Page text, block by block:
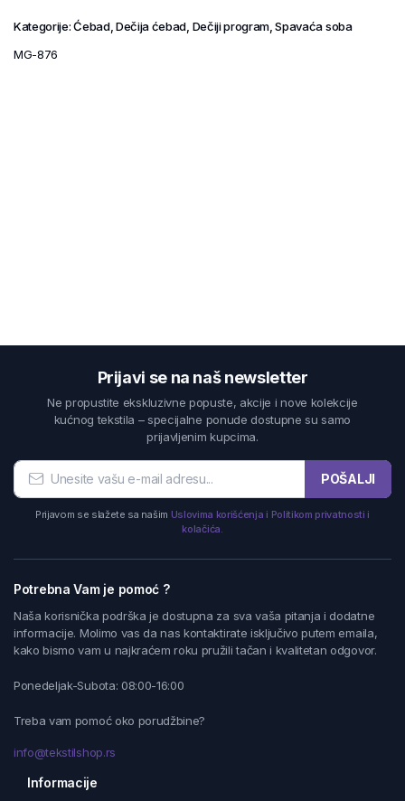
Kategorije:Ćebad,Dečija ćebad, Dečiji program,Spavaća soba
MG-876
Prijavi se na naš newsletter
Ne propustite ekskluzivne popuste, akcije i nove kolekcije
kućnog tekstila – specijalne ponude dostupne su samo
prijavljenim kupcima.
POŠALJI
Prijavom se slažete sa našim Uslovima korišćenja i Politikom privatnosti i
kolačića.
Potrebna Vam je pomoć ?
Naša korisnička podrška je dostupna za sva vaša pitanja i dodatne
informacije. Molimo vas da nas kontaktirate isključivo putem emaila,
kako bismo vam u najkraćem roku pružili tačan i kvalitetan odgovor.
Ponedeljak-Subota: 08:00-16:00
Treba vam pomoć oko porudžbine?
info@tekstilshop.rs
Informacije